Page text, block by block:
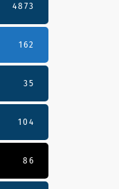
4873
162
35
104
86